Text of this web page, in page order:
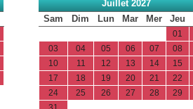
Juillet 2027
Sam
Dim Lun Mar Mer Jeu
01
03
04 05 06 07 08
10
11 12 13 14 15
17
18 19 20 21 22
24
25 26 27 28 29